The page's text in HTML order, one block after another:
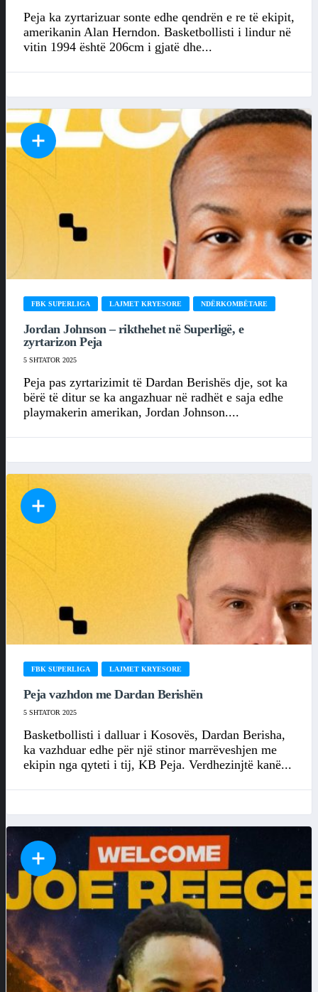
Peja ka zyrtarizuar sonte edhe qendrën e re të ekipit,
amerikanin Alan Herndon. Basketbollisti i lindur në
vitin 1994 është 206cm i gjatë dhe...
FBK SUPERLIGA LAJMET KRYESORE NDËRKOMBËTARE
Jordan Johnson – rikthehet në Superligë, e
zyrtarizon Peja
5 SHTATOR 2025
Peja pas zyrtarizimit të Dardan Berishës dje, sot ka
bërë të ditur se ka angazhuar në radhët e saja edhe
playmakerin amerikan, Jordan Johnson....
FBK SUPERLIGA LAJMET KRYESORE
Peja vazhdon me Dardan Berishën
5 SHTATOR 2025
Basketbollisti i dalluar i Kosovës, Dardan Berisha,
ka vazhduar edhe për një stinor marrëveshjen me
ekipin nga qyteti i tij, KB Peja. Verdhezinjtë kanë...